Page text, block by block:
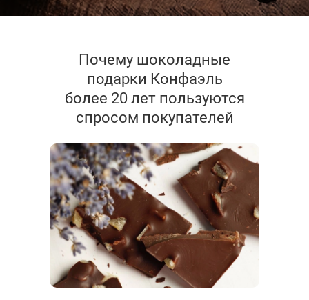
Почему шоколадные
подарки Конфаэль
более 20 лет пользуются
спросом покупателей